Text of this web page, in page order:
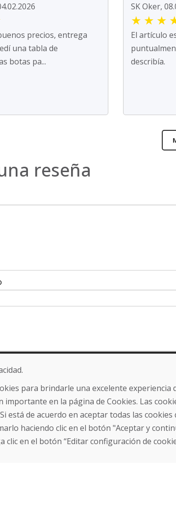
precios, entrega
una tabla de
botas pa...
SK Oker,
★ ★ ★
El artículo
describía.
reseña
Blog
Sobre nosotros
Comercio
Contacto
para brindarle una excelente experiencia
importante en la página de Cookies. Las
está de acuerdo en aceptar todas las
haciendo clic en el botón "Aceptar y
clic en el botón “Editar configuración de